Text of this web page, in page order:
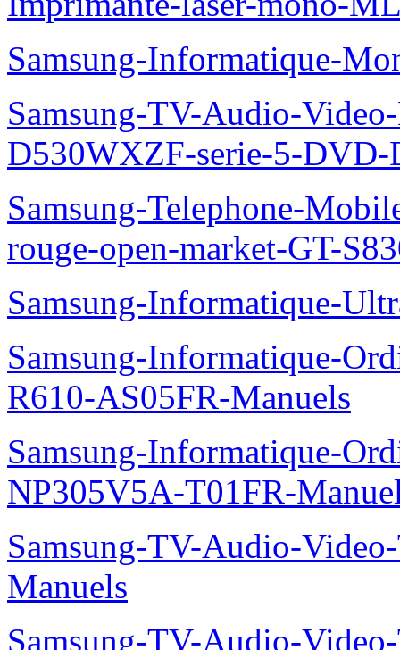
Samsung-Informatique-
Samsung-TV-Audio-
D530WXZF-serie-5-DVD-
Samsung-Telephone-
rouge-open-market-GT-
Samsung-Informatique-
Samsung-Informatique-
R610-AS05FR-Manuels
Samsung-Informatique-
NP305V5A-T01FR-
Samsung-TV-Audio-
Manuels
Samsung-TV-Audio-